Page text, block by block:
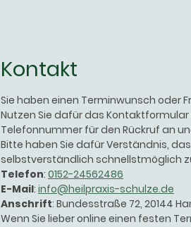
Kontakt
Sie haben einen Terminwunsch oder
Nutzen Sie dafür das Kontaktformular
Telefonnummer für den Rückruf an
Bitte haben Sie dafür Verständnis,
selbstverständlich schnellstmöglich
Telefon: 0152-24562486
E-Mail: info@heilpraxis-schulze.de
Anschrift: Bundesstraße 72, 20144
Wenn Sie lieber online einen festen